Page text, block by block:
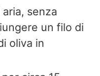
senza
un filo di
oliva in